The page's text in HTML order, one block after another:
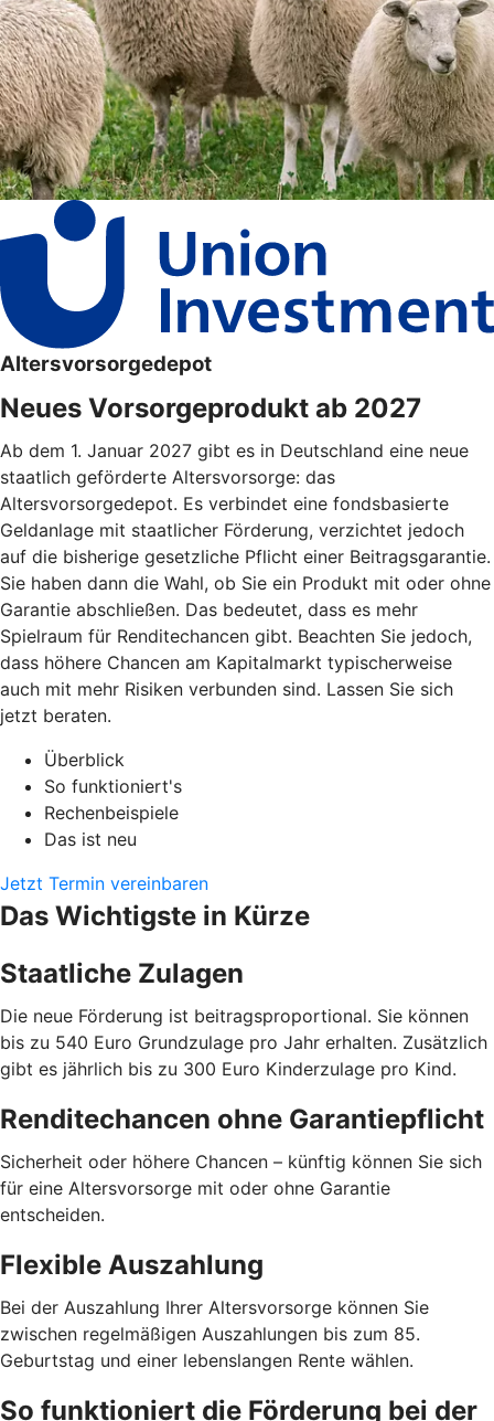
Altersvorsorgedepot
Neues Vorsorgeprodukt ab 2027
Ab dem 1. Januar 2027 gibt es in Deutschland eine neue
staatlich geförderte Altersvorsorge: das
Altersvorsorgedepot. Es verbindet eine fondsbasierte
Geldanlage mit staatlicher Förderung, verzichtet jedoch
auf die bisherige gesetzliche Pflicht einer Beitragsgarantie.
Sie haben dann die Wahl, ob Sie ein Produkt mit oder ohne
Garantie abschließen. Das bedeutet, dass es mehr
Spielraum für Renditechancen gibt. Beachten Sie jedoch,
dass höhere Chancen am Kapitalmarkt typischerweise
auch mit mehr Risiken verbunden sind. Lassen Sie sich
jetzt beraten.
Überblick
So funktioniert's
Rechenbeispiele
Das ist neu
Jetzt Termin vereinbaren
Das Wichtigste in Kürze
Staatliche Zulagen
Die neue Förderung ist beitragsproportional. Sie können
bis zu 540 Euro Grundzulage pro Jahr erhalten. Zusätzlich
gibt es jährlich bis zu 300 Euro Kinderzulage pro Kind.
Renditechancen ohne Garantiepflicht
Sicherheit oder höhere Chancen – künftig können Sie sich
für eine Altersvorsorge mit oder ohne Garantie
entscheiden.
Flexible Auszahlung
Bei der Auszahlung Ihrer Altersvorsorge können Sie
zwischen regelmäßigen Auszahlungen bis zum 85.
Geburtstag und einer lebenslangen Rente wählen.
So funktioniert die Förderung bei der